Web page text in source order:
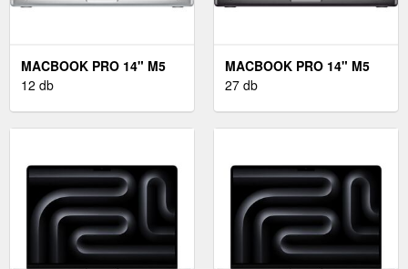
MACBOOK PRO 14" M5
MAX US 2026
12 db
MACBOOK PRO 14" M5
PRO MAGYAR 2026
27 db